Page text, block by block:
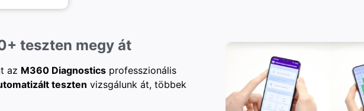
teszten megy át
az M360 Diagnostics professzionális
teszten vizsgálunk át, többek